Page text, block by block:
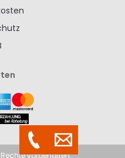
vorbehalten.